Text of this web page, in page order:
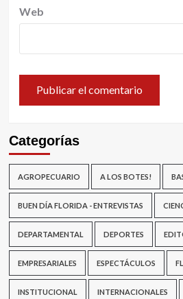
Web
Categorías
AGROPECUARIO A LOS BOTES!
BUEN DÍA FLORIDA - ENTREVISTAS
DEPARTAMENTAL DEPORTES
EMPRESARIALES ESPECTÁCULOS
INSTITUCIONAL INTERNACIONALES